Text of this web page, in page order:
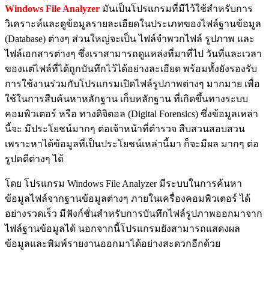
Windows File Analyzer มันเป็นโปรแกรมที่มีไว้ใช้สำหรับการ
วิเคราะห์และดูข้อมูลรายละเอียดในประเภทของไฟล์ฐานข้อมูล
(Database) ต่างๆ ส่วนใหญ่จะเป็น ไฟล์จำพวกไฟล์ รูปภาพ และ
ไฟล์เอกสารต่างๆ ซึ่งเราสามารถดูแหล่งที่มาที่ไป วันที่และเวลา
ของแต่ไฟล์ที่ได้ถูกบันทึกไว้ได้อย่างละเอียด พร้อมทั้งยังรองรับ
การใช้งานร่วมกับโปรแกรมเปิดไฟล์รูปภาพต่างๆ มากมาย เพื่อ
ใช้ในการสืบค้นหาหลักฐาน เก็บหลักฐาน ที่เกิดขึ้นทางระบบ
คอมพิวเตอร์ หรือ ทางดิจิตอล (Digital Forensics) ซึ่งข้อมูลเหล่า
นี้จะ มีประโยชน์มากๆ ต่อเจ้าหน้าที่ตำรวจ สืบสวนสอบสวน
เพราะหาได้ข้อมูลที่เป็นประโยชน์เหล่านี้มา ก็จะมีผล มากๆ ต่อ
รูปคดีต่างๆ ได้
โดย โปรแกรม Windows File Analyzer มีระบบในการค้นหา
ข้อมูลไฟล์จากฐานข้อมูลต่างๆ ภายในเครื่องคอมพิวเตอร์ ได้
อย่างรวดเร็ว มีฟังก์ชั่นสำหรับการบันทึกไฟล์รูปภาพออกมาจาก
ไฟล์ฐานข้อมูลได้ นอกจากนี้โปรแกรมยังสามารถแสดงผล
ข้อมูลและพิมพ์รายงานออกมาได้อย่างสะดวกอีกด้วย